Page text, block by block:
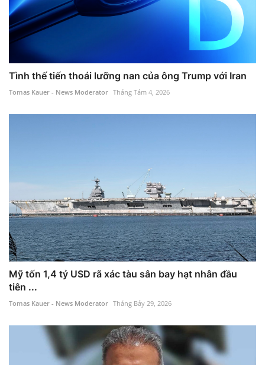
Tình thế tiến thoái lưỡng nan của ông Trump với Iran
Tomas Kauer - News Moderator Tháng Tám 4, 2026
Mỹ tốn 1,4 tỷ USD rã xác tàu sân bay hạt nhân đầu
tiên ...
Tomas Kauer - News Moderator Tháng Bảy 29, 2026